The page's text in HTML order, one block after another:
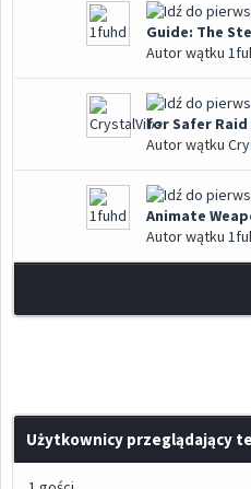
Guide: The
Autor wątku
for Safer
Autor wątku
Animate
Autor wątku
Użytkownicy przeglądający